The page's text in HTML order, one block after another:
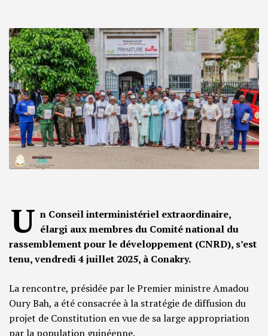
U n Conseil interministériel extraordinaire,
élargi aux membres du Comité national du
rassemblement pour le développement (CNRD), s’est
tenu, vendredi 4 juillet 2025, à Conakry.
La rencontre, présidée par le Premier ministre Amadou
Oury Bah, a été consacrée à la stratégie de diffusion du
projet de Constitution en vue de sa large appropriation
par la population guinéenne.